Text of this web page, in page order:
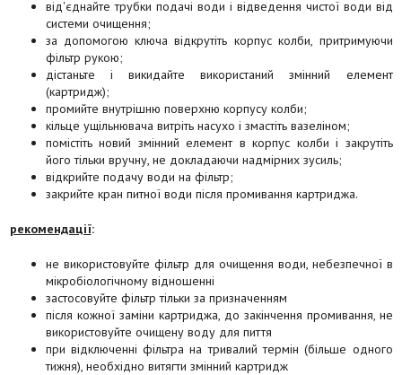
від'єднайте трубки подачі води і відведення чистої води від
системи очищення;
за допомогою ключа відкрутіть корпус колби, притримуючи
фільтр рукою;
дістаньте і викидайте використаний змінний елемент
(картридж);
промийте внутрішню поверхню корпусу колби;
кільце ущільнювача витріть насухо і змастіть вазеліном;
помістіть новий змінний елемент в корпус колби і закрутіть
його тільки вручну, не докладаючи надмірних зусиль;
відкрийте подачу води на фільтр;
закрийте кран питної води після промивання картриджа.
рекомендації:
не використовуйте фільтр для очищення води, небезпечної в
мікробіологічному відношенні
застосовуйте фільтр тільки за призначенням
після кожної заміни картриджа, до закінчення промивання, не
використовуйте очищену воду для пиття
при відключенні фільтра на тривалий термін (більше одного
тижня), необхідно витягти змінний картридж